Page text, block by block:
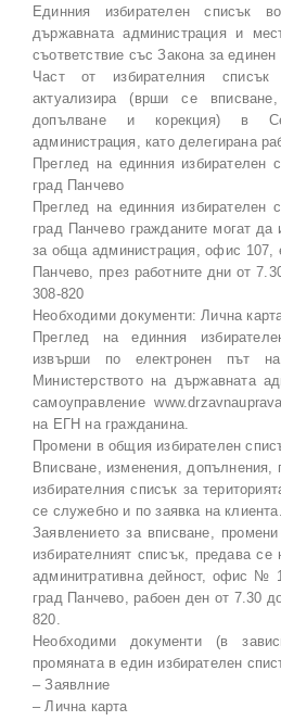
Единния избирателен списък
държавната администрация и
съответствие със Закона за единен
Част от избирателния
актуализира (врши се
допълване и корекция) в
администрация, като делегирана
Преглед на единния избирателен
град Панчево
Преглед на единния избирателен
град Панчево гражданите могат да
за обща администрация, офис 107,
Панчево, през работните дни от
308-820
Необходими документи: Лична
Преглед на единния
извърши по електронен път
Министерството на държавната
самоуправление
на ЕГН на гражданина.
Промени в общия избирателен
Вписване, изменения, допълнения,
избирателния списък за
се служебно и по заявка на клиента.
Заявлението за вписване,
избирателният списък, предава
админитративна дейност, офис №
град Панчево, рабоен ден от 7.30
820.
Необходими документи (в
промяната в един избирателен
– Заявлние
– Лична карта